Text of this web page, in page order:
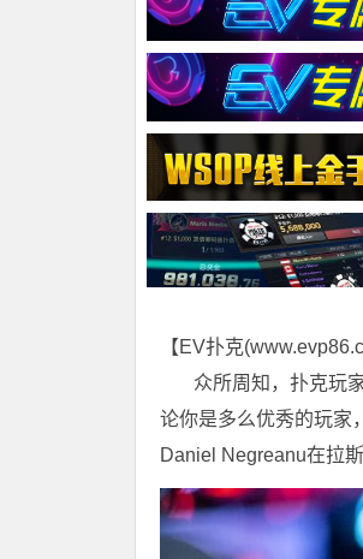
【EV扑克(
众所周知，扑克玩家
论你是多么优秀的玩家
Daniel Negreanu在拉